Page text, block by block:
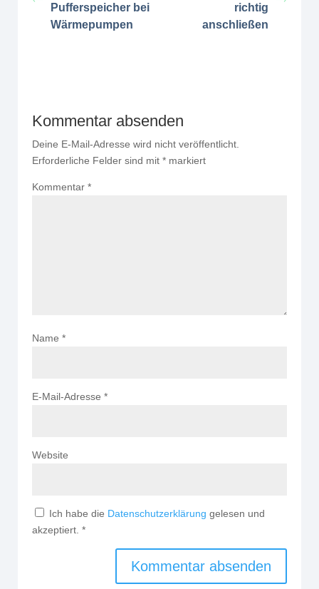
Pufferspeicher bei
Wärmepumpen
richtig
anschließen
Kommentar absenden
Deine E-Mail-Adresse wird nicht veröffentlicht.
Erforderliche Felder sind mit * markiert
Kommentar *
Name *
E-Mail-Adresse *
Website
Ich habe die Datenschutzerklärung gelesen und
akzeptiert. *